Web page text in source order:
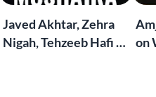
Javed Akhtar, Zehra
Nigah, Tehzeeb Hafi &
on